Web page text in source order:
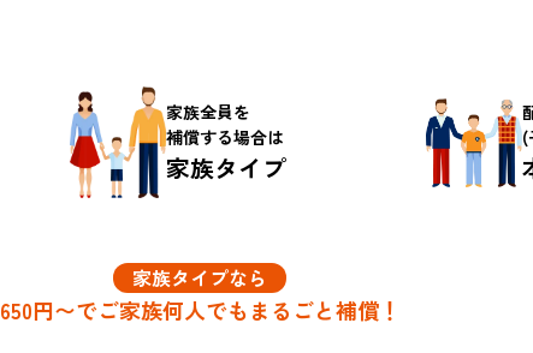
家族全員を
補償する場合は
家族タイプ
(
家族タイプなら
650円〜でご家族何人でもまるごと補償！